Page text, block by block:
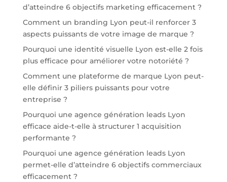
d’atteindre 6 objectifs marketing efficacement ?
Comment un branding Lyon peut-il renforcer 3
aspects puissants de votre image de marque ?
Pourquoi une identité visuelle Lyon est-elle 2 fois
plus efficace pour améliorer votre notoriété ?
Comment une plateforme de marque Lyon peut-
elle définir 3 piliers puissants pour votre
entreprise ?
Pourquoi une agence génération leads Lyon
efficace aide-t-elle à structurer 1 acquisition
performante ?
Pourquoi une agence génération leads Lyon
permet-elle d’atteindre 6 objectifs commerciaux
efficacement ?